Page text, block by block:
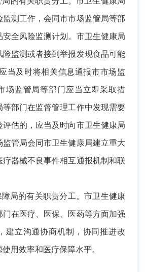
测工作，会同市市场监管局等部
全风险监测计划。市卫生健康局
监测或者接到举报发现食品可能
当及时将相关信息通报市市场监
场监管局等部门应当立即采取措
部门在监督管理工作中发现需要
估的，应当及时向市卫生健康局
管局会同市卫生健康局建立重大
器械不良事件相互通报机制和联
的有关职责分工。市卫生健康
门在医疗、医保、医药等方面加强
建立沟通协商机制，协同推进改
用效率和医疗保障水平。